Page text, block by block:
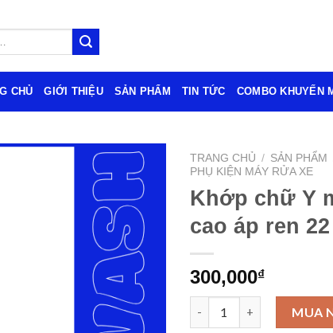
CHỦ GIỚI THIỆU SẢN PHẨM TIN TỨC COMBO KHUYẾN
TRANG CHỦ / SẢN PHẨM
PHỤ KIỆN MÁY RỬA XE
Khớp chữ Y
cao áp ren 22
300,000₫
MUA